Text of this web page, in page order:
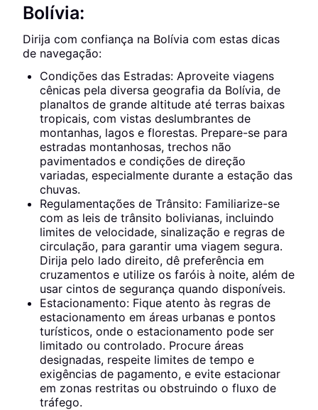
Bolívia:
Dirija com confiança na Bolívia com estas dicas
de navegação:
Condições das Estradas: Aproveite viagens
cênicas pela diversa geografia da Bolívia, de
planaltos de grande altitude até terras baixas
tropicais, com vistas deslumbrantes de
montanhas, lagos e florestas. Prepare-se para
estradas montanhosas, trechos não
pavimentados e condições de direção
variadas, especialmente durante a estação das
chuvas.
Regulamentações de Trânsito: Familiarize-se
com as leis de trânsito bolivianas, incluindo
limites de velocidade, sinalização e regras de
circulação, para garantir uma viagem segura.
Dirija pelo lado direito, dê preferência em
cruzamentos e utilize os faróis à noite, além de
usar cintos de segurança quando disponíveis.
Estacionamento: Fique atento às regras de
estacionamento em áreas urbanas e pontos
turísticos, onde o estacionamento pode ser
limitado ou controlado. Procure áreas
designadas, respeite limites de tempo e
exigências de pagamento, e evite estacionar
em zonas restritas ou obstruindo o fluxo de
tráfego.